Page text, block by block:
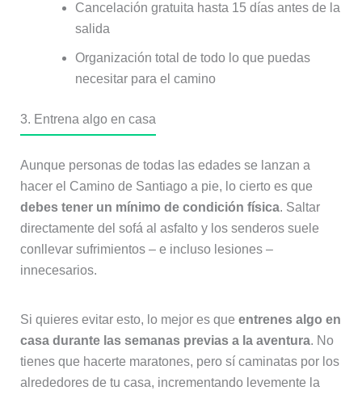
Cancelación gratuita hasta 15 días antes de la
salida
Organización total de todo lo que puedas
necesitar para el camino
3. Entrena algo en casa
Aunque personas de todas las edades se lanzan a
hacer el Camino de Santiago a pie, lo cierto es que
debes tener un mínimo de condición física. Saltar
directamente del sofá al asfalto y los senderos suele
conllevar sufrimientos – e incluso lesiones –
innecesarios.
Si quieres evitar esto, lo mejor es que entrenes algo en
casa durante las semanas previas a la aventura. No
tienes que hacerte maratones, pero sí caminatas por los
alrededores de tu casa, incrementando levemente la